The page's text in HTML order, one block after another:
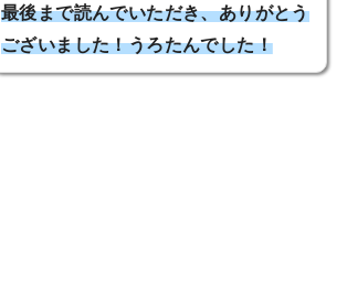
最後まで読んでいただき、ありがとう
ございました！うろたんでした！